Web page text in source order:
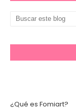
¿Qué es Fomiart?